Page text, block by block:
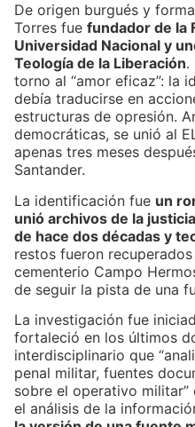
De origen burgués y
Torres fue fundador de la
Universidad Nacional y
Teología de la Liberación.
torno al “amor eficaz”: la
debía traducirse en
estructuras de opresión.
democráticas, se unió al
apenas tres meses
Santander.
La identificación fue un
unió archivos de la
de hace dos décadas y
restos fueron
cementerio Campo
de seguir la pista de una
La investigación fue
fortaleció en los últimos
interdisciplinario que
penal militar, fuentes
sobre el operativo militar”
el análisis de la